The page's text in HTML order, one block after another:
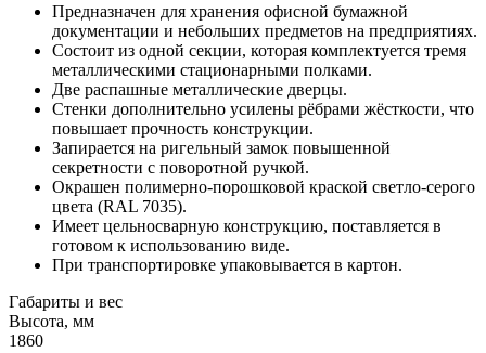
Предназначен для хранения офисной бумажной
документации и небольших предметов на предприятиях.
Состоит из одной секции, которая комплектуется тремя
металлическими стационарными полками.
Две распашные металлические дверцы.
Стенки дополнительно усилены рёбрами жёсткости, что
повышает прочность конструкции.
Запирается на ригельный замок повышенной
секретности с поворотной ручкой.
Окрашен полимерно-порошковой краской светло-серого
цвета (RAL 7035).
Имеет цельносварную конструкцию, поставляется в
готовом к использованию виде.
При транспортировке упаковывается в картон.
Габариты и вес
Высота, мм
1860